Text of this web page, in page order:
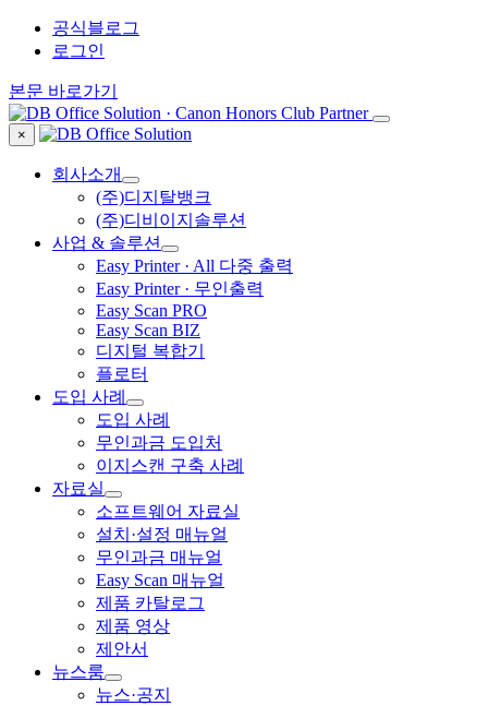
공식블로그
로그인
본문 바로가기
×
회사소개
(주)디지탈뱅크
(주)디비이지솔루션
사업 & 솔루션
Easy Printer · All 다중 출력
Easy Printer · 무인출력
Easy Scan PRO
Easy Scan BIZ
디지털 복합기
플로터
도입 사례
도입 사례
무인과금 도입처
이지스캔 구축 사례
자료실
소프트웨어 자료실
설치·설정 매뉴얼
무인과금 매뉴얼
Easy Scan 매뉴얼
제품 카탈로그
제품 영상
제안서
뉴스룸
뉴스·공지